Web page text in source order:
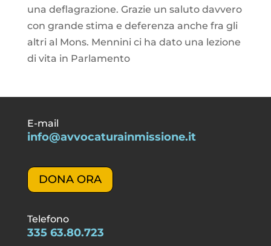
E-mail
info@avvocaturainmissione.it
DONA ORA
Telefono
335 63.80.723